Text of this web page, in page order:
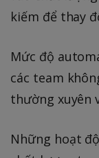
kiếm để thay
Mức độ
các team
thường xuyên
Những hoạt